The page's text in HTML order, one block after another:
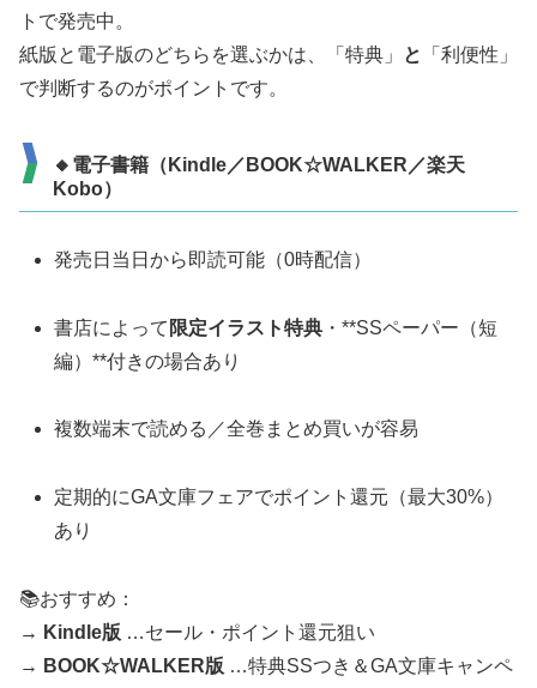
トで発売中。
紙版と電子版のどちらを選ぶかは、「特典」
と
「利便性」
で判断するのがポイントです。
🔸電子書籍（Kindle／BOOK☆WALKER／楽天
Kobo）
発売日当日から即読可能（0時配信）
書店によって 限定イラスト特典 ・**SSペーパー（短
編）**付きの場合あり
複数端末で読める／全巻まとめ買いが容易
定期的にGA文庫フェアでポイント還元（最大30%）
あり
📚おすすめ：
→ Kindle版 …セール・ポイント還元狙い
→ BOOK☆WALKER版 …特典SSつき＆GA文庫キャンペ